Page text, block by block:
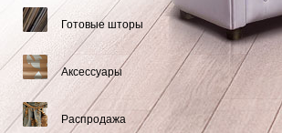
Готовые шторы
Аксессуары
Распродажа